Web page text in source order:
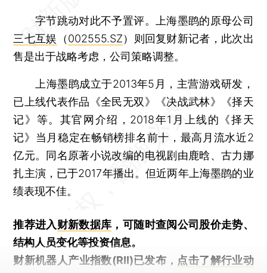
字节跳动对此不予置评。上海墨鹍的原母公司
三七互娱 （002555.SZ）则回复财新记者，此次出
售是出于战略考虑，公司策略调整。
上海墨鹍成立于2013年5月，主营游戏研发，
已上线代表作品《全民无双》《决战武林》《择天
记》等。其官网介绍，2018年1月上线的《择天
记》当月稳定在畅销榜排名前十，最高月流水近2
亿元。同名原著小说改编的电视剧由鹿晗、古力娜
扎主演，已于2017年播出。但近两年上海墨鹍的业
绩表现不佳。
推荐进入财新数据库 ，可随时查阅公司股价走势、
结构人员变化等投资信息。
财新机器人产业指数(RII)已发布， 点击了解行业动